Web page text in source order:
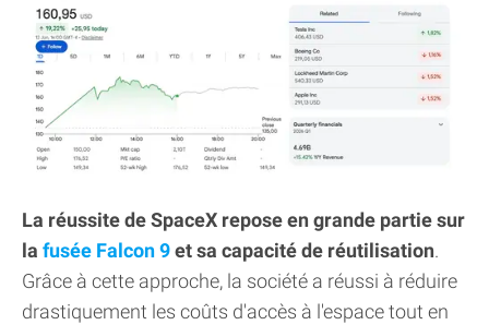
La réussite de SpaceX repose en grande partie sur
la fusée Falcon 9et sa capacité de réutilisation.
Grâce à cette approche, la société a réussi à réduire
drastiquement les coûts d'accès à l'espace tout en